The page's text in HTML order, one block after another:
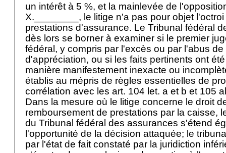
un intérêt à 5 %, et la mainlevée de
X.________, le litige n'a pas pour objet
prestations d'assurance. Le Tribunal fédéral
dès lors se borner à examiner si le premier
fédéral, y compris par l'excès ou par l'abus
d'appréciation, ou si les faits pertinents ont
manière manifestement inexacte ou
établis au mépris de règles essentielles de
corrélation avec les art. 104 let. a et b et 105
Dans la mesure où le litige concerne le droit
remboursement de prestations par la caisse,
du Tribunal fédéral des assurances s'étend
l'opportunité de la décision attaquée; le
par l'état de fait constaté par la juridiction